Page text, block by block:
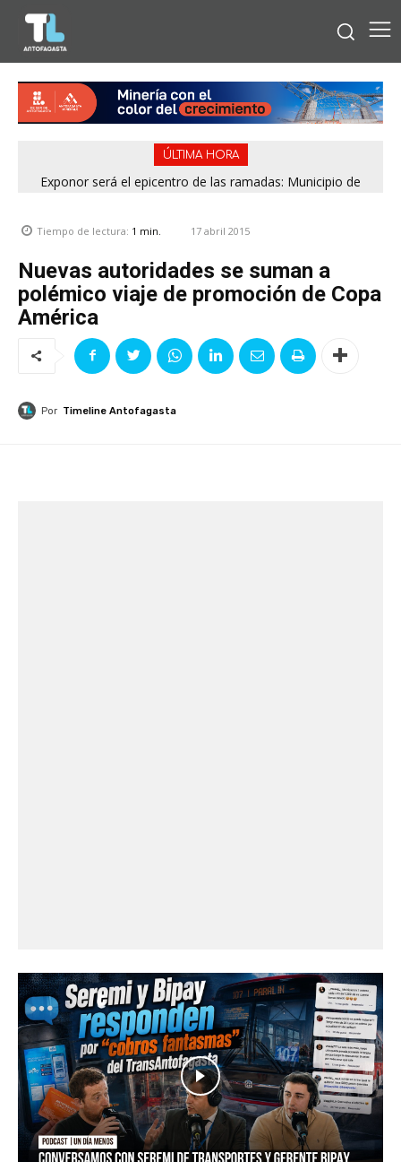
ÚLTIMA HORA
Exponor será el epicentro de las ramadas: Municipio de
Tiempo de lectura: 1 min. 17 abril 2015
Nuevas autoridades se suman a
polémico viaje de promoción de Copa
América
Por Timeline Antofagasta